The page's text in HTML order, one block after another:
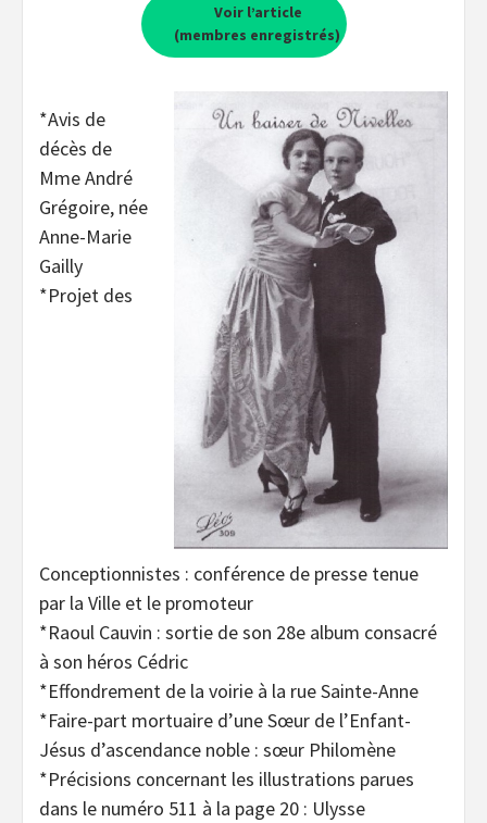
Voir l’article
(membres enregistrés)
*Avis de
décès de
Mme André
Grégoire, née
Anne-Marie
Gailly
*Projet des
Conceptionnistes : conférence de presse tenue
par la Ville et le promoteur
*Raoul Cauvin : sortie de son 28e album consacré
à son héros Cédric
*Effondrement de la voirie à la rue Sainte-Anne
*Faire-part mortuaire d’une Sœur de l’Enfant-
Jésus d’ascendance noble : sœur Philomène
*Précisions concernant les illustrations parues
dans le numéro 511 à la page 20 : Ulysse